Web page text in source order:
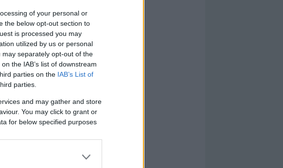
of your personal or
the below opt-out section to
is processed you may
utilized by us or personal
separately opt-out of the
the IAB’s list of downstream
parties on the IAB’s List of
parties.
and may gather and store
You may click to grant or
for below specified purposes
nuestros
Leer más »
tu
poco
para